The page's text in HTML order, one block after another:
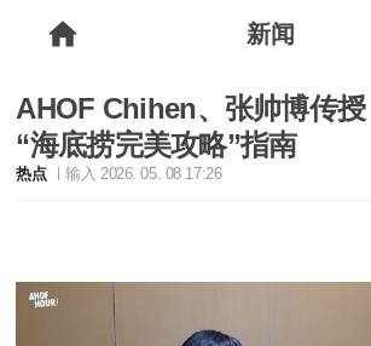
新闻
AHOF Chihen、张帅博传授
“海底捞完美攻略”指南
热点 输入 2026. 05. 08 17:26